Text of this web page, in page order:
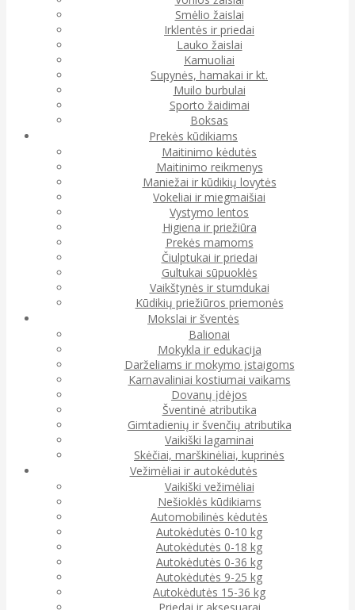
Smėlio žaislai
Irklentės ir priedai
Lauko žaislai
Kamuoliai
Supynės, hamakai ir kt.
Muilo burbulai
Sporto žaidimai
Boksas
Prekės kūdikiams
Maitinimo kėdutės
Maitinimo reikmenys
Maniežai ir kūdikių lovytės
Vokeliai ir miegmaišiai
Vystymo lentos
Higiena ir priežiūra
Prekės mamoms
Čiulptukai ir priedai
Gultukai sūpuoklės
Vaikštynės ir stumdukai
Kūdikių priežiūros priemonės
Mokslai ir šventės
Balionai
Mokykla ir edukacija
Darželiams ir mokymo įstaigoms
Karnavaliniai kostiumai vaikams
Dovanų įdėjos
Šventinė atributika
Gimtadienių ir švenčių atributika
Vaikiški lagaminai
Skėčiai, marškinėliai, kuprinės
Vežimėliai ir autokėdutės
Vaikiški vežimėliai
Nešioklės kūdikiams
Automobilinės kėdutės
Autokėdutės 0-10 kg
Autokėdutės 0-18 kg
Autokėdutės 0-36 kg
Autokėdutės 9-25 kg
Autokėdutės 15-36 kg
Priedai ir aksesuarai